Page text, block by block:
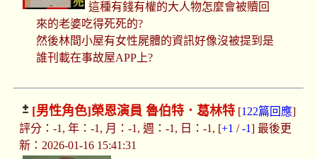
這種有錢有權的大人物怎麼會被贖回
來的老婆吃得死死的?
然後林間小屋有女性屍體的資訊好像沒被提到是
誰刊載在事故屋APP上?
[男性角色]榮恩演員 魯伯特．葛林特[122篇回應]
評分：-1, 年：-1, 月：-1, 週：-1, 日：-1, [+1 /-1] 最後更
新：2026-01-16 15:41:31